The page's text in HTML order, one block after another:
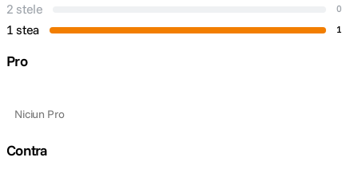
2 stele 0
1 stea 1
Pro
Niciun Pro
Contra